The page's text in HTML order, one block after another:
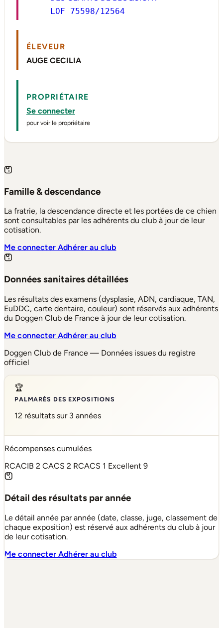
LOF 75598/12564
ÉLEVEUR
AUGE CECILIA
PROPRIÉTAIRE
Se connecter
pour voir le propriétaire
Famille & descendance
La fratrie, la descendance directe et les portées de ce chien
sont consultables par les adhérents du club à jour de leur
cotisation.
Me connecterAdhérer au club
Données sanitaires détaillées
Les résultats des examens (dysplasie, ADN, cardiaque, TAN,
EuDDC, carte dentaire, couleur) sont réservés aux adhérents
du Doggen Club de France à jour de leur cotisation.
Me connecterAdhérer au club
Doggen Club de France — Données issues du registre
officiel
🏆
PALMARÈS DES EXPOSITIONS
12 résultats sur 3 années
Récompenses cumulées
RCACIB 2 CACS 2 RCACS 1 Excellent 9
Détail des résultats par année
Le détail année par année (date, classe, juge, classement de
chaque exposition) est réservé aux adhérents du club à jour
de leur cotisation.
Me connecterAdhérer au club